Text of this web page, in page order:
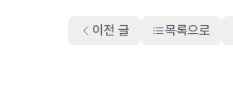
이전 글 목록으로